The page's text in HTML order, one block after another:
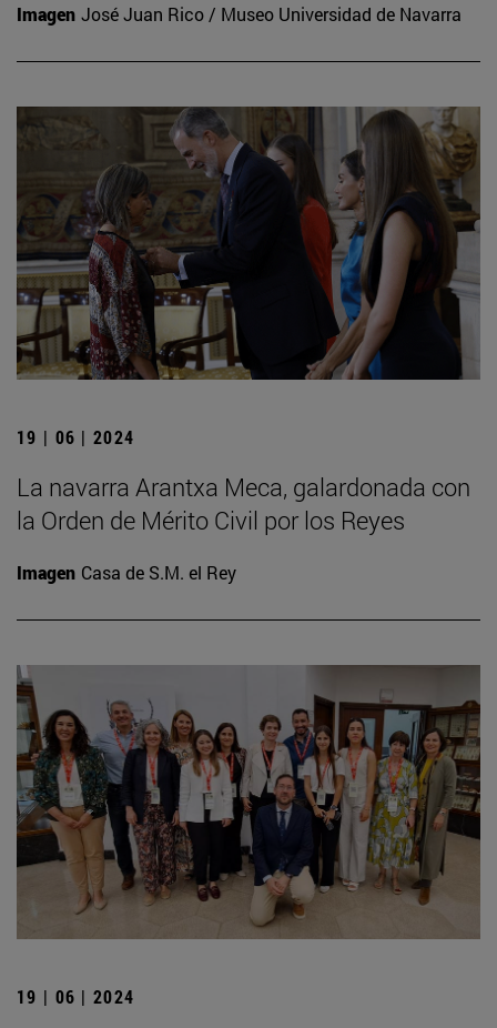
Imagen José Juan Rico / Museo Universidad de Navarra
19 | 06 | 2024
La navarra Arantxa Meca, galardonada con
la Orden de Mérito Civil por los Reyes
Imagen Casa de S.M. el Rey
19 | 06 | 2024